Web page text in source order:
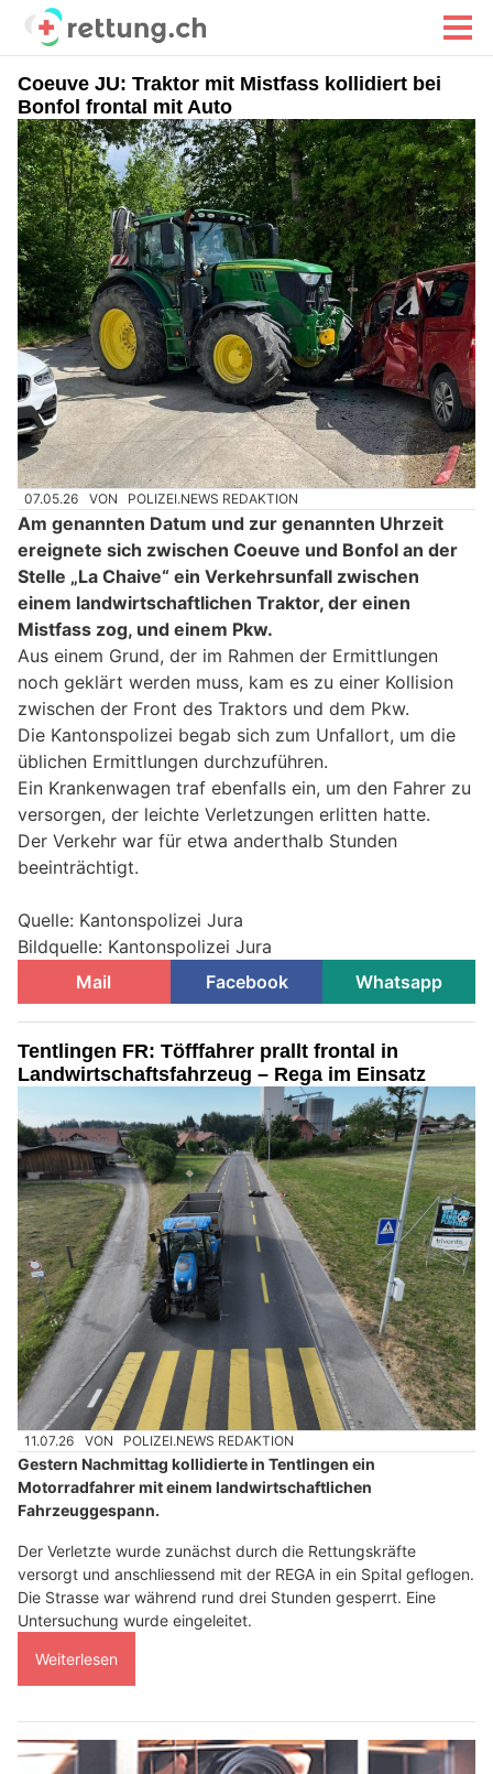
Coeuve JU: Traktor mit Mistfass kollidiert bei
Bonfol frontal mit Auto
07.05.26 VON POLIZEI.NEWS REDAKTION
Am genannten Datum und zur genannten Uhrzeit
ereignete sich zwischen Coeuve und Bonfol an der
Stelle „La Chaive“ ein Verkehrsunfall zwischen
einem landwirtschaftlichen Traktor, der einen
Mistfass zog, und einem Pkw.
Aus einem Grund, der im Rahmen der Ermittlungen
noch geklärt werden muss, kam es zu einer Kollision
zwischen der Front des Traktors und dem Pkw.
Die Kantonspolizei begab sich zum Unfallort, um die
üblichen Ermittlungen durchzuführen.
Ein Krankenwagen traf ebenfalls ein, um den Fahrer zu
versorgen, der leichte Verletzungen erlitten hatte.
Der Verkehr war für etwa anderthalb Stunden
beeinträchtigt.
Quelle: Kantonspolizei Jura
Bildquelle: Kantonspolizei Jura
Mail
Facebook Whatsapp
Tentlingen FR: Töfffahrer prallt frontal in
Landwirtschaftsfahrzeug – Rega im Einsatz
11.07.26 VON POLIZEI.NEWS REDAKTION
Gestern Nachmittag kollidierte in Tentlingen ein
Motorradfahrer mit einem landwirtschaftlichen
Fahrzeuggespann.
Der Verletzte wurde zunächst durch die Rettungskräfte
versorgt und anschliessend mit der REGA in ein Spital geflogen.
Die Strasse war während rund drei Stunden gesperrt. Eine
Untersuchung wurde eingeleitet.
Weiterlesen